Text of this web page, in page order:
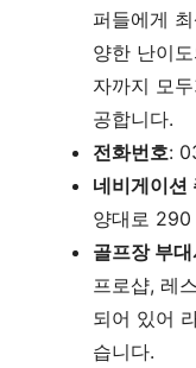
퍼들에게
양한 난이
자까지 모
공합니다.
전화번호:
네비게이션
양대로 290
골프장 부대
프로샵, 레
되어 있어
습니다.